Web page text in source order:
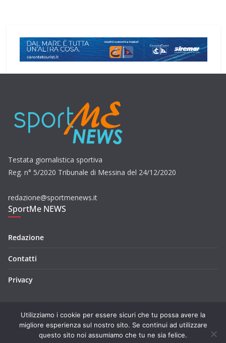
Testata giornalistica sportiva
Reg. n° 5/2020 Tribunale di Messina del 24/12/2020
redazione@sportmenews.it
SportMe NEWS
Redazione
Contatti
Privacy
Copyright © 2026SportMe NEWS. Tutti i diritti riservati.
Utilizziamo i cookie per essere sicuri che tu possa avere la
migliore esperienza sul nostro sito. Se continui ad utilizzare
questo sito noi assumiamo che tu ne sia felice.